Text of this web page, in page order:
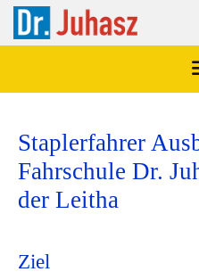
Staplerfahrer
Fahrschule Dr.
der Leitha
Ziel